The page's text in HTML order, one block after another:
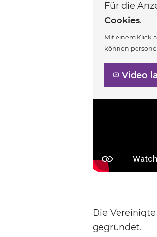
Für die
Cookies.
Mit einem Klick
können
Video
Die
gegründet.